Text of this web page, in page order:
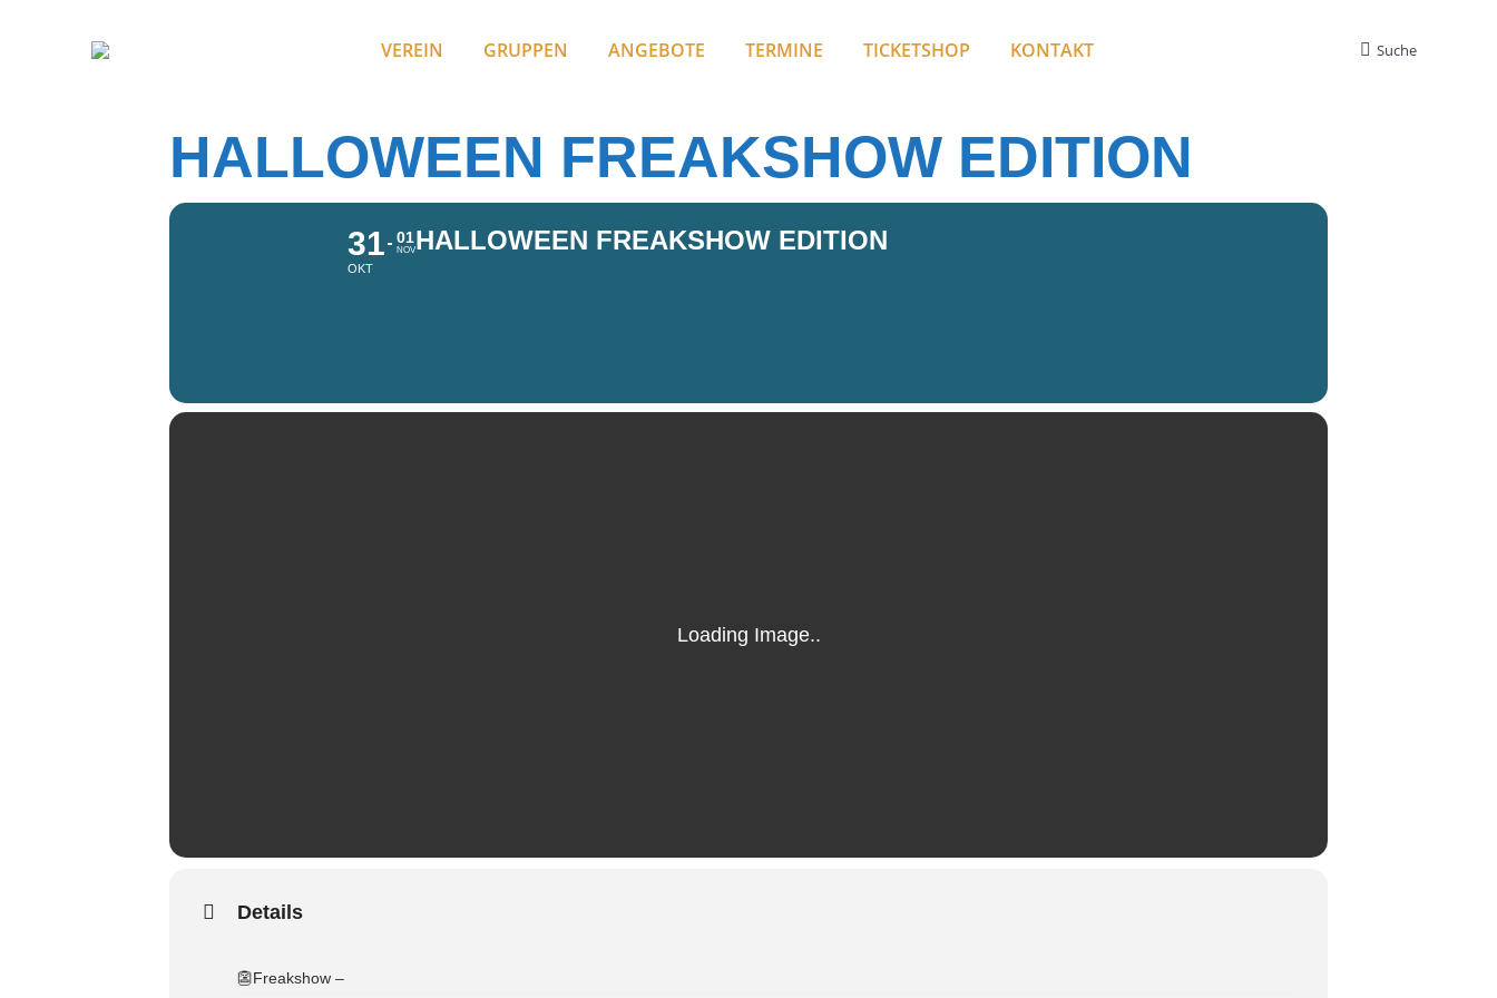
VEREIN GRUPPEN ANGEBOTE TERMINE TICKETSHOP KONTAKT Search:
Suche
HALLOWEEN FREAKSHOW EDITION
31
OKT
01
NOVHALLOWEEN FREAKSHOW EDITION
Details
👺Freakshow –